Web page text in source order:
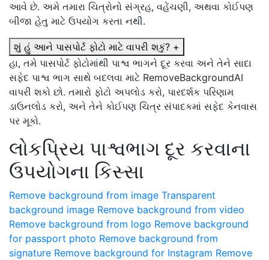
આવે છે. અમે તમારા ચિત્રોનો સંગ્રહ, વહેંચણી, અથવા કોઈપણ
બીજા હેતુ માટે ઉપયોગ કરતા નથી.
શું હું આને પાસપોર્ટ ફોટો માટે વાપરી શકું? +
હા, તમે પાસપોર્ટ ફોટોમાંથી પાશ્વ ભાગને દૂર કરવા અને તેને સાદા
સફેદ પાશ્વ ભાગ સાથે બદલવા માટે RemoveBackgroundAI
વાપરી શકો છો. તમારો ફોટો અપલોડ કરો, પારદર્શક પરિણામ
ડાઉનલોડ કરો, અને તેને કોઈપણ ચિત્ર સંપાદકમાં સફેદ કેનવાસ
પર મૂકો.
લોકપ્રિય પાશ્વભાગ દૂર કરવાના
ઉપયોગના કિસ્સા
Remove background from image Transparent
background image Remove background from video
Remove background from logo Remove background
for passport photo Remove background from
signature Remove background for Instagram Remove